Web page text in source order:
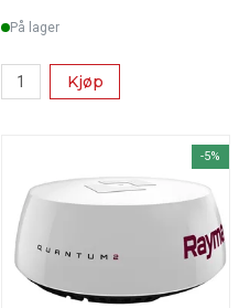
På lager
Kjøp
-5%